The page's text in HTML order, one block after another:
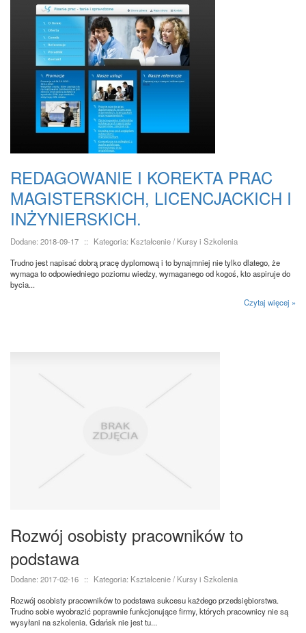
REDAGOWANIE I KOREKTA PRAC
MAGISTERSKICH, LICENCJACKICH I
INŻYNIERSKICH.
Dodane: 2018-09-17 ::
Kategoria: Kształcenie / Kursy i Szkolenia
Trudno jest napisać dobrą pracę dyplomową i to bynajmniej nie tylko dlatego, że
wymaga to odpowiedniego poziomu wiedzy, wymaganego od kogoś, kto aspiruje do
bycia...
Czytaj więcej »
Rozwój osobisty pracowników to
podstawa
Dodane: 2017-02-16 ::
Kategoria: Kształcenie / Kursy i Szkolenia
Rozwój osobisty pracowników to podstawa sukcesu każdego przedsiębiorstwa.
Trudno sobie wyobrazić poprawnie funkcjonujące firmy, których pracownicy nie są
wysyłani na szkolenia. Gdańsk nie jest tu...